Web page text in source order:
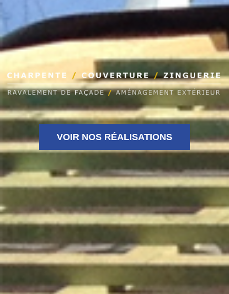
VOIR NOS RÉALISATIONS